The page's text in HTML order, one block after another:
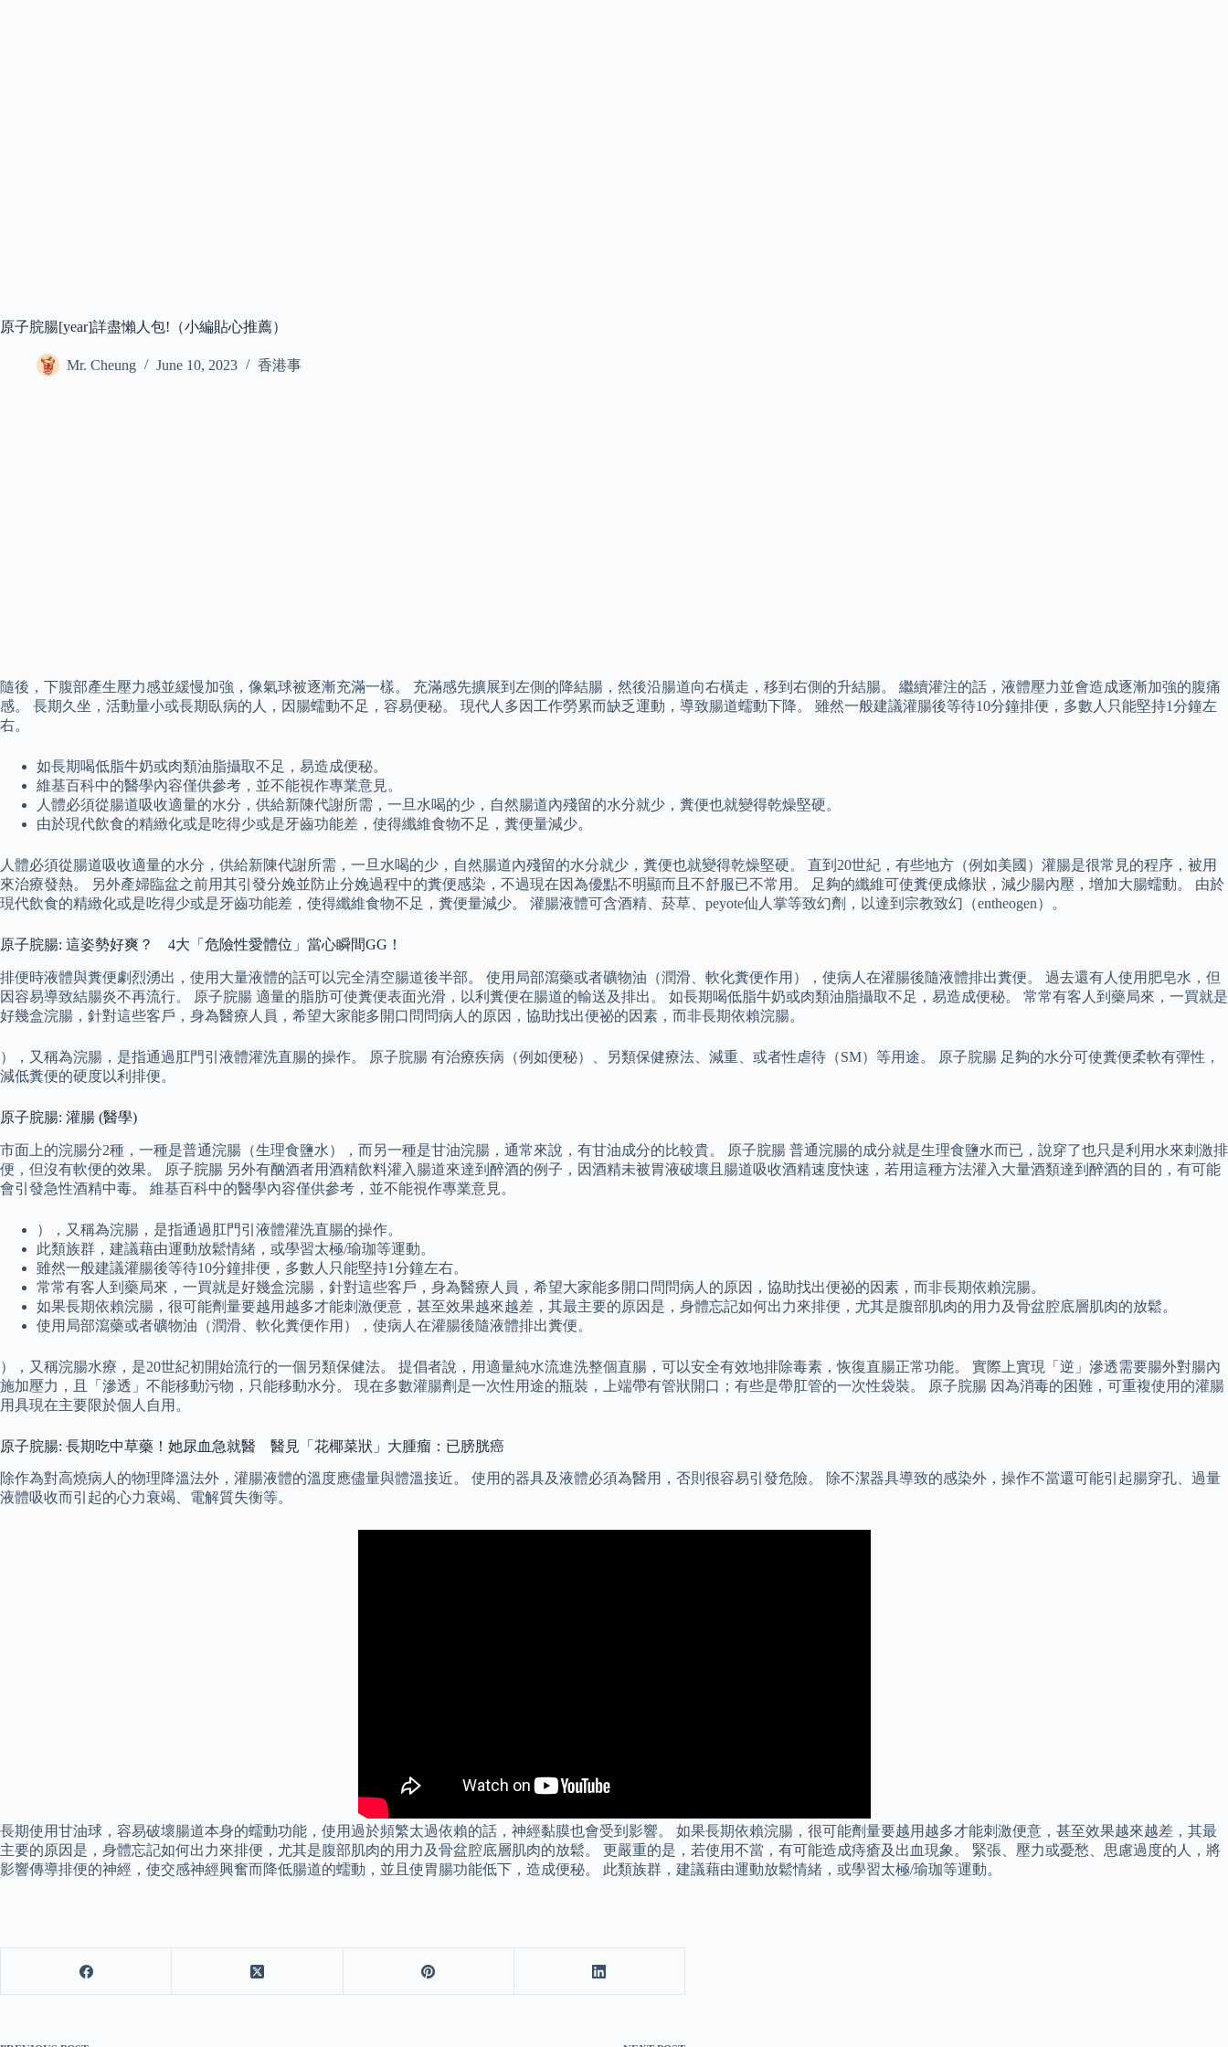
原子脘腸[year]詳盡懶人包!（小編貼心推薦）
Mr. Cheung June 10, 2023 香港事
隨後，下腹部產生壓力感並緩慢加強，像氣球被逐漸充滿一樣。 充滿感先擴展到左側的降結腸，然後沿腸道向右橫走，移到右側的升結腸。 繼續灌注的話，液體壓力並會造成逐漸加強的腹痛
感。 長期久坐，活動量小或長期臥病的人，因腸蠕動不足，容易便秘。 現代人多因工作勞累而缺乏運動，導致腸道蠕動下降。 雖然一般建議灌腸後等待10分鐘排便，多數人只能堅持1分鐘左
右。
如長期喝低脂牛奶或肉類油脂攝取不足，易造成便秘。
維基百科中的醫學內容僅供參考，並不能視作專業意見。
人體必須從腸道吸收適量的水分，供給新陳代謝所需，一旦水喝的少，自然腸道內殘留的水分就少，糞便也就變得乾燥堅硬。
由於現代飲食的精緻化或是吃得少或是牙齒功能差，使得纖維食物不足，糞便量減少。
人體必須從腸道吸收適量的水分，供給新陳代謝所需，一旦水喝的少，自然腸道內殘留的水分就少，糞便也就變得乾燥堅硬。 直到20世紀，有些地方（例如美國）灌腸是很常見的程序，被用
來治療發熱。 另外產婦臨盆之前用其引發分娩並防止分娩過程中的糞便感染，不過現在因為優點不明顯而且不舒服已不常用。 足夠的纖維可使糞便成條狀，減少腸內壓，增加大腸蠕動。 由於
現代飲食的精緻化或是吃得少或是牙齒功能差，使得纖維食物不足，糞便量減少。 灌腸液體可含酒精、菸草、peyote仙人掌等致幻劑，以達到宗教致幻（entheogen）。
原子脘腸: 這姿勢好爽？ 4大「危險性愛體位」當心瞬間GG！
排便時液體與糞便劇烈湧出，使用大量液體的話可以完全清空腸道後半部。 使用局部瀉藥或者礦物油（潤滑、軟化糞便作用），使病人在灌腸後隨液體排出糞便。 過去還有人使用肥皂水，但
因容易導致結腸炎不再流行。 原子脘腸 適量的脂肪可使糞便表面光滑，以利糞便在腸道的輸送及排出。 如長期喝低脂牛奶或肉類油脂攝取不足，易造成便秘。 常常有客人到藥局來，一買就是
好幾盒浣腸，針對這些客戶，身為醫療人員，希望大家能多開口問問病人的原因，協助找出便祕的因素，而非長期依賴浣腸。
），又稱為浣腸，是指通過肛門引液體灌洗直腸的操作。 原子脘腸 有治療疾病（例如便秘）、另類保健療法、減重、或者性虐待（SM）等用途。 原子脘腸 足夠的水分可使糞便柔軟有彈性，
減低糞便的硬度以利排便。
原子脘腸: 灌腸 (醫學)
市面上的浣腸分2種，一種是普通浣腸（生理食鹽水），而另一種是甘油浣腸，通常來說，有甘油成分的比較貴。 原子脘腸 普通浣腸的成分就是生理食鹽水而已，說穿了也只是利用水來刺激排
便，但沒有軟便的效果。 原子脘腸 另外有酗酒者用酒精飲料灌入腸道來達到醉酒的例子，因酒精未被胃液破壞且腸道吸收酒精速度快速，若用這種方法灌入大量酒類達到醉酒的目的，有可能
會引發急性酒精中毒。 維基百科中的醫學內容僅供參考，並不能視作專業意見。
），又稱為浣腸，是指通過肛門引液體灌洗直腸的操作。
此類族群，建議藉由運動放鬆情緒，或學習太極/瑜珈等運動。
雖然一般建議灌腸後等待10分鐘排便，多數人只能堅持1分鐘左右。
常常有客人到藥局來，一買就是好幾盒浣腸，針對這些客戶，身為醫療人員，希望大家能多開口問問病人的原因，協助找出便祕的因素，而非長期依賴浣腸。
如果長期依賴浣腸，很可能劑量要越用越多才能刺激便意，甚至效果越來越差，其最主要的原因是，身體忘記如何出力來排便，尤其是腹部肌肉的用力及骨盆腔底層肌肉的放鬆。
使用局部瀉藥或者礦物油（潤滑、軟化糞便作用），使病人在灌腸後隨液體排出糞便。
），又稱浣腸水療，是20世紀初開始流行的一個另類保健法。 提倡者說，用適量純水流進洗整個直腸，可以安全有效地排除毒素，恢復直腸正常功能。 實際上實現「逆」滲透需要腸外對腸內
施加壓力，且「滲透」不能移動污物，只能移動水分。 現在多數灌腸劑是一次性用途的瓶裝，上端帶有管狀開口；有些是帶肛管的一次性袋裝。 原子脘腸 因為消毒的困難，可重複使用的灌腸
用具現在主要限於個人自用。
原子脘腸: 長期吃中草藥！她尿血急就醫 醫見「花椰菜狀」大腫瘤：已膀胱癌
除作為對高燒病人的物理降溫法外，灌腸液體的溫度應儘量與體溫接近。 使用的器具及液體必須為醫用，否則很容易引發危險。 除不潔器具導致的感染外，操作不當還可能引起腸穿孔、過量
液體吸收而引起的心力衰竭、電解質失衡等。
長期使用甘油球，容易破壞腸道本身的蠕動功能，使用過於頻繁太過依賴的話，神經黏膜也會受到影響。 如果長期依賴浣腸，很可能劑量要越用越多才能刺激便意，甚至效果越來越差，其最
主要的原因是，身體忘記如何出力來排便，尤其是腹部肌肉的用力及骨盆腔底層肌肉的放鬆。 更嚴重的是，若使用不當，有可能造成痔瘡及出血現象。 緊張、壓力或憂愁、思慮過度的人，將
影響傳導排便的神經，使交感神經興奮而降低腸道的蠕動，並且使胃腸功能低下，造成便秘。 此類族群，建議藉由運動放鬆情緒，或學習太極/瑜珈等運動。